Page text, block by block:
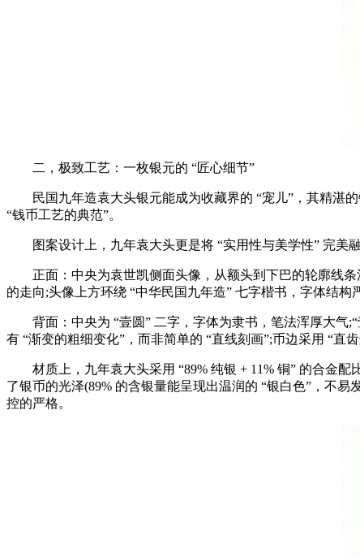
二，极致工艺：一枚银元的 “匠心细节”
民国九年造袁大头银元能成为收藏界的 “宠儿”，其精湛的
“钱币工艺的典范”。
图案设计上，九年袁大头更是将 “实用性与美学性” 完美融
正面：中央为袁世凯侧面头像，从额头到下巴的轮廓线条
的走向;头像上方环绕 “中华民国九年造” 七字楷书，字体结构
背面：中央为 “壹圆” 二字，字体为隶书，笔法浑厚大气;“
有 “渐变的粗细变化”，而非简单的 “直线刻画”;币边采用 “直
材质上，九年袁大头采用 “89% 纯银 + 11% 铜” 的合金配
了银币的光泽(89% 的含银量能呈现出温润的 “银白色”，不
控的严格。